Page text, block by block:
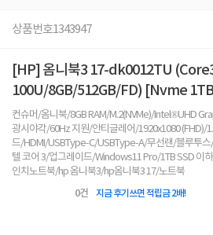
상품번호1343947
[HP] 옴니북3 17-dk0012TU
100U/8GB/512GB/FD) [Nvme
컨슈머/옴니북/8GB RAM/M.2(NVMe)/Intel®UHD
광시야각/60Hz 지원/안티글레어/1920x1080 (FHD)/
드/HDMI/USBType-C/USBType-A/무선랜/블루투
텔 코어 3/업그레이드/Windows11 Pro/1TB SSD 이
인치노트북/hp 옴니북3/hp옴니북3 17/노트북
0건 지금 후기쓰면 적립금 2배!